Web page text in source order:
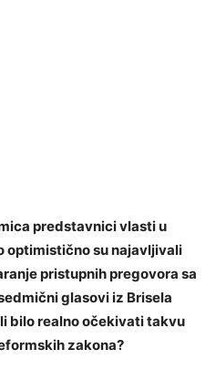
predstavnici vlasti u
optimistično su najavljivali
pristupnih pregovora sa
glasovi iz Brisela
bilo realno očekivati takvu
zakona?